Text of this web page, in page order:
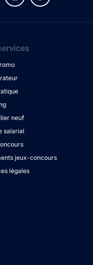
neuf
salarial
jeux-concours
légales